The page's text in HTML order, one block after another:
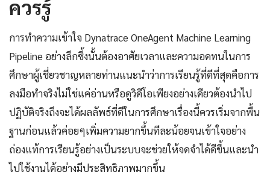
ควรรู้
การทำความเข้าใจ Dynatrace OneAgent Machine Learning
Pipeline อย่างลึกซึ้งนั้นต้องอาศัยเวลาและความอดทนในการ
ศึกษาผู้เชี่ยวชาญหลายท่านแนะนำว่าการเรียนรู้ที่ดีที่สุดคือการ
ลงมือทำจริงไม่ใช่แค่อ่านหรือดูวิดีโอเพียงอย่างเดียวต้องนำไป
ปฏิบัติจริงถึงจะได้ผลลัพธ์ที่ดีในการศึกษาเรื่องนี้ควรเริ่มจากพื้น
ฐานก่อนแล้วค่อยๆเพิ่มความยากขึ้นทีละน้อยจนเข้าใจอย่าง
ถ่องแท้การเรียนรู้อย่างเป็นระบบจะช่วยให้จดจำได้ดีขึ้นและนำ
ไปใช้งานได้อย่างมีประสิทธิภาพมากขึ้น